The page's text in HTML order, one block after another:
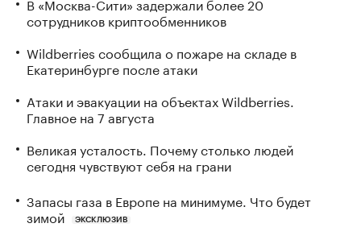
сотрудников криптообменников
Wildberries сообщила о пожаре на складе в
Екатеринбурге после атаки
Атаки и эвакуации на объектах Wildberries.
Главное на 7 августа
Великая усталость. Почему столько людей
сегодня чувствуют себя на грани
Запасы газа в Европе на минимуме. Что будет
зимой
ЭКСКЛЮЗИВ